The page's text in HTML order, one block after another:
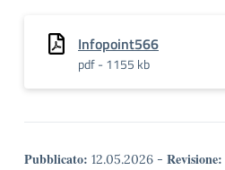
Infopoint566
pdf - 1155 kb
Pubblicato: 12.05.2026 - Revisione: